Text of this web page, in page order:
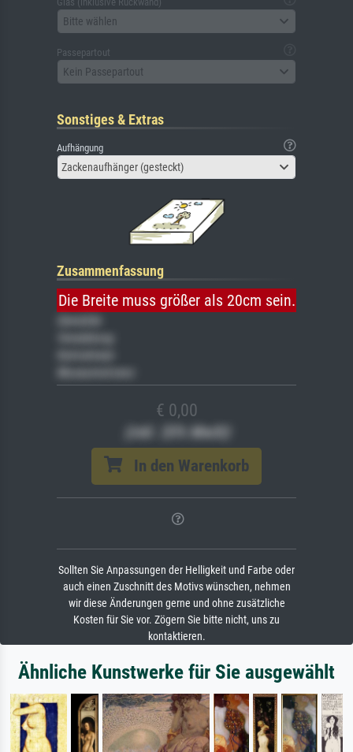
Bitte wählen
Passepartout
Kein Passepartout
Sonstiges & Extras
Aufhängung
Zackenaufhänger (gesteckt)
Zusammenfassung
Die Breite muss größer als 20cm sein.
Veredelung
Museumslizenz
€ 0,00
(inkl. 20% MwSt)
In den Warenkorb
Sollten Sie Anpassungen der Helligkeit und Farbe oder
auch einen Zuschnitt des Motivs wünschen, nehmen
wir diese Änderungen gerne und ohne zusätzliche
Kosten für Sie vor. Zögern Sie bitte nicht, uns zu
kontaktieren.
Ähnliche Kunstwerke für Sie ausgewählt